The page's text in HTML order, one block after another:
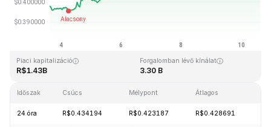
Utolsó frissítés: 2026-08-10, 14:40 GMT+0
R$0.307978
Piaci kapitalizáció
R$1.43B
Forgalomban lévő kínálat
3.30 B
Időszak Csúcs Mélypont Átlagos
24 óra R$0.434194 R$0.423187 R$0.428691